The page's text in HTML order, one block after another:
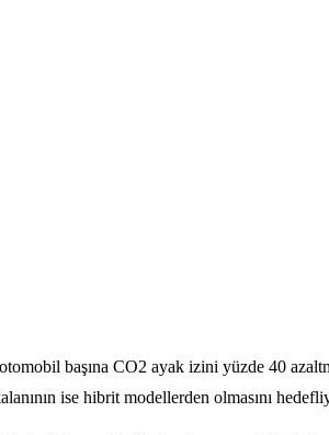
başına CO2 ayak izini yüzde 40
ise hibrit modellerden olmasını